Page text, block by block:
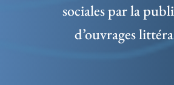
sociales par la
d’ouvrages